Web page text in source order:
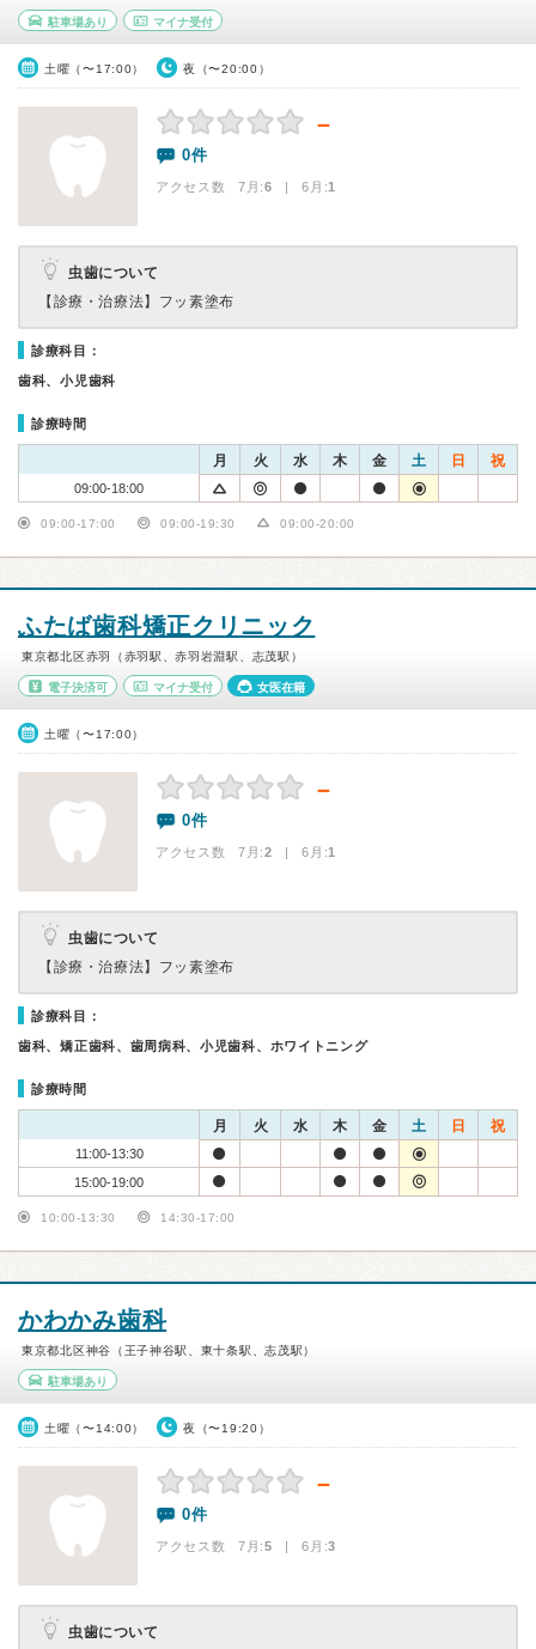
駐車場あり マイナ受付
土曜（〜17:00） 夜（〜20:00）
－
0件
アクセス数 7月:6 | 6月:1
虫歯について
【診療・治療法】 フッ素塗布
診療科目：
歯科、小児歯科
診療時間
月 火 水 木 金 土 日 祝
09:00-18:00
09:00-17:00 09:00-19:30 09:00-20:00
ふたば歯科矯正クリニック
東京都北区赤羽（赤羽駅、赤羽岩淵駅、志茂駅）
電子決済可 マイナ受付 女医在籍
土曜（〜17:00）
－
0件
アクセス数 7月:2 | 6月:1
虫歯について
【診療・治療法】 フッ素塗布
診療科目：
歯科、矯正歯科、歯周病科、小児歯科、ホワイトニング
診療時間
月 火 水 木 金 土 日 祝
11:00-13:30
15:00-19:00
10:00-13:30 14:30-17:00
かわかみ歯科
東京都北区神谷（王子神谷駅、東十条駅、志茂駅）
駐車場あり
土曜（〜14:00） 夜（〜19:20）
－
0件
アクセス数 7月:5 | 6月:3
虫歯について